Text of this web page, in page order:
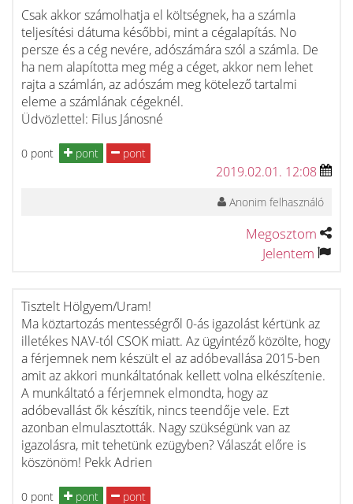
Csak akkor számolhatja el költségnek, ha a számla
teljesítési dátuma későbbi, mint a cégalapítás. No
persze és a cég nevére, adószámára szól a számla. De
ha nem alapította meg még a céget, akkor nem lehet
rajta a számlán, az adószám meg kötelező tartalmi
eleme a számlának cégeknél.
Üdvözlettel: Filus Jánosné
0 pont pont pont
2019.02.01. 12:08
Anonim felhasználó
Megosztom
Jelentem
Tisztelt Hölgyem/Uram!
Ma köztartozás mentességről 0-ás igazolást kértünk az
illetékes NAV-tól CSOK miatt. Az ügyintéző közölte, hogy
a férjemnek nem készült el az adóbevallása 2015-ben
amit az akkori munkáltatónak kellett volna elkészítenie.
A munkáltató a férjemnek elmondta, hogy az
adóbevallást ők készítik, nincs teendője vele. Ezt
azonban elmulasztották. Nagy szükségünk van az
igazolásra, mit tehetünk ezügyben? Válaszát előre is
köszönöm! Pekk Adrien
0 pont pont pont